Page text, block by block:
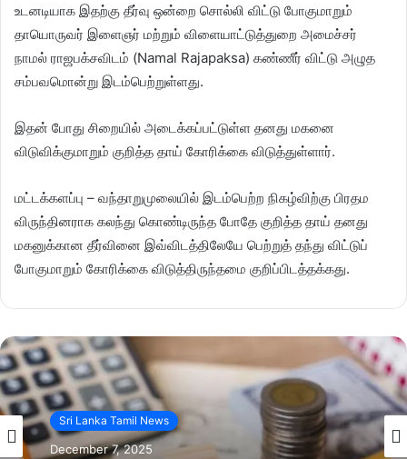
உடனடியாக இதற்கு தீர்வு ஒன்றை சொல்லி விட்டு போகுமாறும்
தாயொருவர் இளைஞர் மற்றும் விளையாட்டுத்துறை அமைச்சர்
நாமல் ராஜபக்சவிடம் (Namal Rajapaksa) கண்ணீர் விட்டு அழுத
சம்பவமொன்று இடம்பெற்றுள்ளது.
இதன் போது சிறையில் அடைக்கப்பட்டுள்ள தனது மகனை
விடுவிக்குமாறும் குறித்த தாய் கோரிக்கை விடுத்துள்ளார்.
மட்டக்களப்பு – வந்தாறுமுலையில் இடம்பெற்ற நிகழ்விற்கு பிரதம
விருந்தினராக கலந்து கொண்டிருந்த போதே குறித்த தாய் தனது
மகனுக்கான தீர்வினை இவ்விடத்திலேயே பெற்றுத் தந்து விட்டுப்
போகுமாறும் கோரிக்கை விடுத்திருந்தமை குறிப்பிடத்தக்கது.
Sri Lanka Tamil News
December 7, 2025